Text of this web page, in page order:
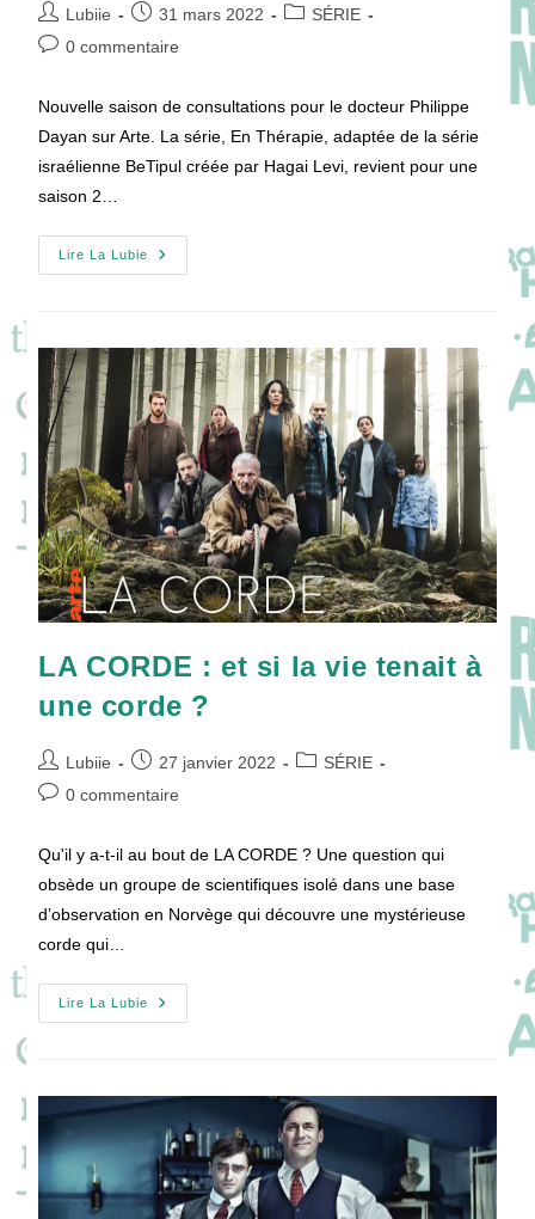
Auteur/autrice
de
Lubiie
Publication
publiée :
31 mars 2022
PostSÉRIE
Commentaires
0 commentaire
Nouvelle saison de consultations pour le docteur Philippe
Dayan sur Arte. La série, En Thérapie, adaptée de la série
israélienne BeTipul créée par Hagai Levi, revient pour une
saison 2…
Lire La Lubie
EN
THÉRAPIE
Maux,
Nouvelle
Mascarade
!
LA CORDE : et si la vie tenait à
une corde ?
Auteur/autrice
de
Lubiie
Publication
publiée :
27 janvier 2022
PostSÉRIE
Commentaires
publication :
0 commentaire
Qu'il y a-t-il au bout de LA CORDE ? Une question qui
obsède un groupe de scientifiques isolé dans une base
d’observation en Norvège qui découvre une mystérieuse
corde qui…
Lire La Lubie
LA
CORDE
Vie
Tenait
À
Une
Corde
?